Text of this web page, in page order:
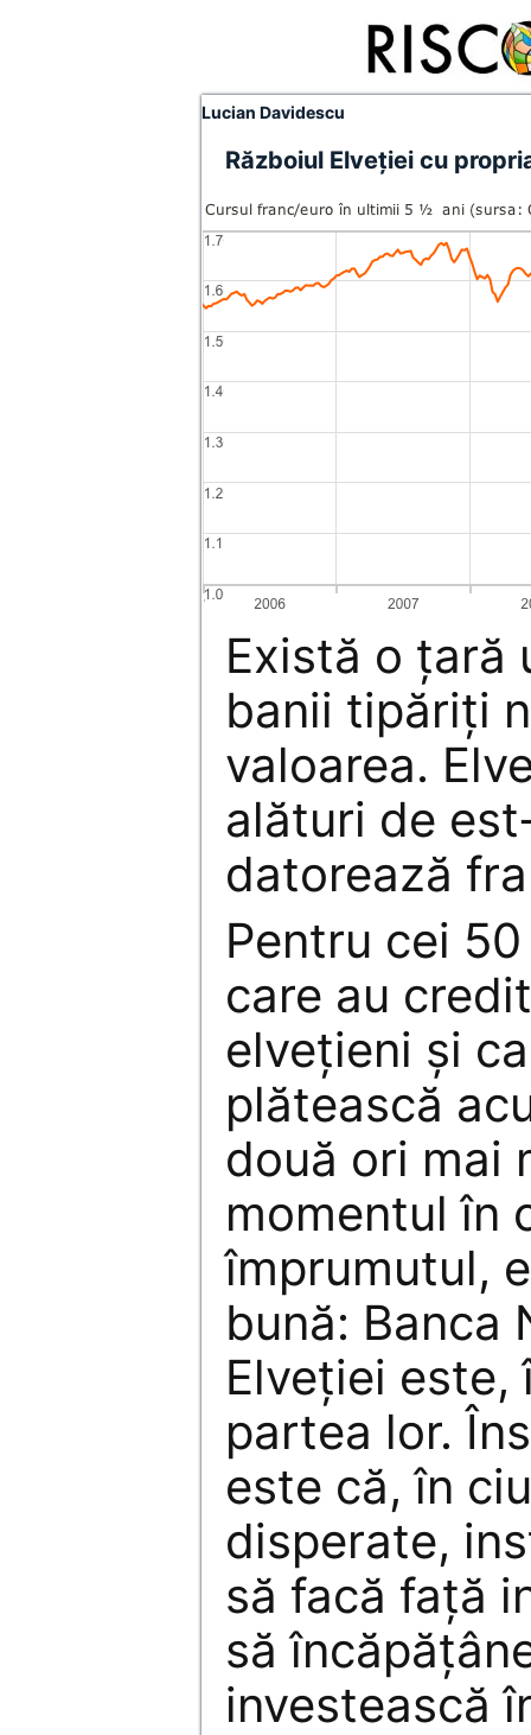
Lucian Davidescu
Războiul Elveţiei cu
Există o ţară
banii tipăriţi
valoarea.
alături de
datorează
Pentru cei
care au
elveţieni şi
plătească
două ori mai
momentul în
împrumutul,
bună: Banca
Elveţiei este,
partea lor.
este că, în
disperate,
să facă faţă
să
investească